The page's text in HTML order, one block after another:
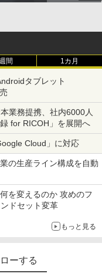
間 1カ月
タブレット
業務提携、社内6000人
for RICOH」を展開へ
Cloud」に対応
の生産ライン構成を自動
を変えるのか 攻めのフ
ドセット変革
もっと見る
ーする